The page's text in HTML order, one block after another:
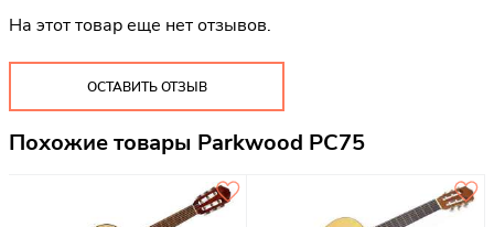
На этот товар еще нет отзывов.
ОСТАВИТЬ ОТЗЫВ
Похожие товары Parkwood PC75